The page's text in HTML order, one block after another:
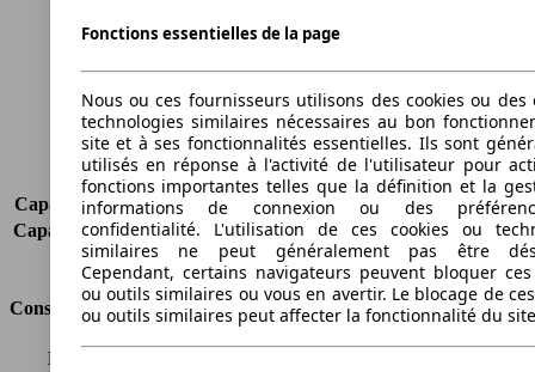
Empattement
2660 mm
Poids maximum
2270 kg
Charge maximale
580 kg
Portes
5
Sièges
5
Charge sur toit
-
Capacité de remorquage (sans freins) 750 kg
Capacité de remorquage (avec freins)
1650 kg
Volume du coffre
516 - 1633 l
Consommation
Émissions de CO2*
Fonctions essentielles de la page
Nous ou ces fournisseurs utilisons des cookies ou des
technologies similaires nécessaires au bon
site et à ses fonctionnalités essentielles. Ils sont
utilisés en réponse à l'activité de l'utilisateur pour
fonctions importantes telles que la définition et la
informations de connexion ou des
confidentialité. L'utilisation de ces cookies ou
similaires ne peut généralement pas être
Cependant, certains navigateurs peuvent bloquer ces
ou outils similaires ou vous en avertir. Le blocage de
ou outils similaires peut affecter la fonctionnalité du